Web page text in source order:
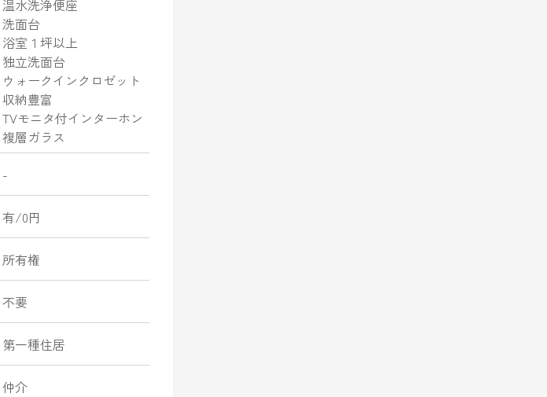
温水洗浄便座
洗面台
浴室１坪以上
独立洗面台
ウォークインクロゼット
収納豊富
TVモニタ付インターホン
複層ガラス
-
有/0円
所有権
不要
第一種住居
仲介